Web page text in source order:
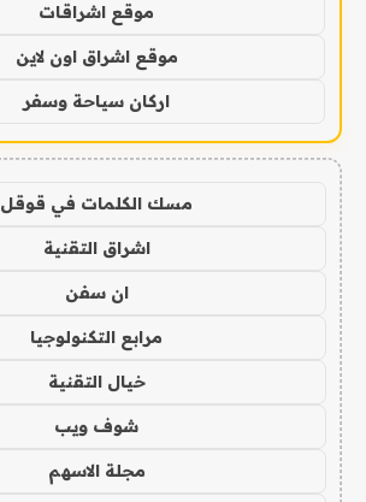
موقع اشراقات
موقع اشراق اون لاين
اركان سياحة وسفر
مسك الكلمات في قوقل
اشراق التقنية
ان سفن
مرابع التكنولوجيا
خيال التقنية
شوف ويب
مجلة الاسهم